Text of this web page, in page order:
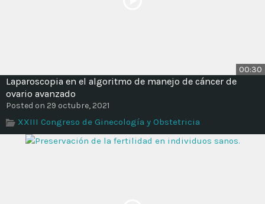
00:30
Laparoscopia en el algoritmo de manejo de cáncer de
ovario avanzado
Posted on 29 octubre, 2021
XXIII Congreso de Ginecología y Obstetricia